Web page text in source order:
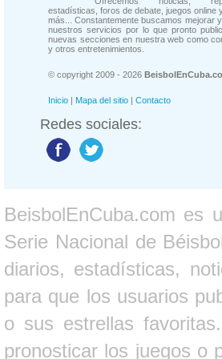
estadísticas, foros de debate, juegos online
más... Constantemente buscamos mejorar
nuestros servicios por lo que pronto
nuevas secciones en nuestra web como
y otros entretenimientos.
© copyright 2009 - 2026
Inicio | Mapa del sitio | Contacto
Redes sociales:
BeisbolEnCuba.com es
Serie Nacional de
diarios, estadísticas,
para que los usuarios
o sus estrellas
pronosticar los juegos o